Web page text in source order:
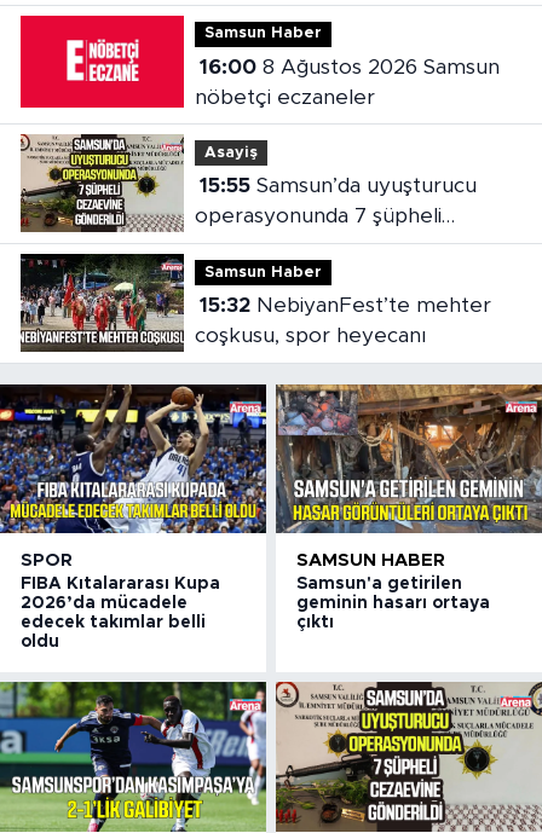
Samsun Haber
16:008 Ağustos 2026 Samsun
nöbetçi eczaneler
Asayiş
15:55Samsun’da uyuşturucu
operasyonunda 7 şüpheli
cezaevine gönderildi
Samsun Haber
15:32NebiyanFest’te mehter
coşkusu, spor heyecanı
SPOR
FIBA Kıtalararası Kupa
2026’da mücadele
edecek takımlar belli
oldu
SAMSUN HABER
Samsun'a getirilen
geminin hasarı ortaya
çıktı